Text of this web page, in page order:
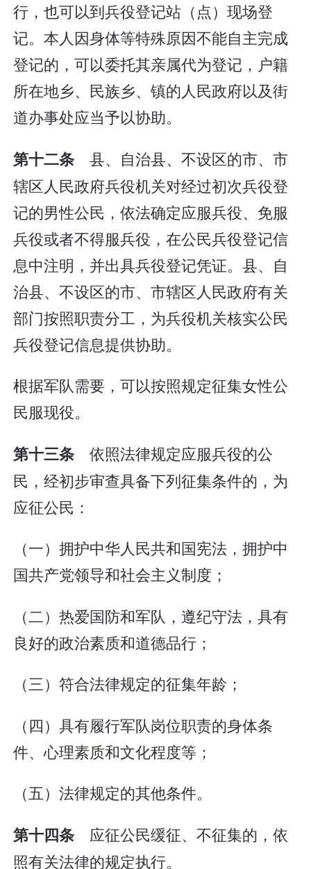
行，也可以到兵役登记站（点）现场登
记。本人因身体等特殊原因不能自主完成
登记的，可以委托其亲属代为登记，户籍
所在地乡、民族乡、镇的人民政府以及街
道办事处应当予以协助。
第十二条 县、自治县、不设区的市、市
辖区人民政府兵役机关对经过初次兵役登
记的男性公民，依法确定应服兵役、免服
兵役或者不得服兵役，在公民兵役登记信
息中注明，并出具兵役登记凭证。县、自
治县、不设区的市、市辖区人民政府有关
部门按照职责分工，为兵役机关核实公民
兵役登记信息提供协助。
根据军队需要，可以按照规定征集女性公
民服现役。
第十三条 依照法律规定应服兵役的公
民，经初步审查具备下列征集条件的，为
应征公民：
（一）拥护中华人民共和国宪法，拥护中
国共产党领导和社会主义制度；
（二）热爱国防和军队，遵纪守法，具有
良好的政治素质和道德品行；
（三）符合法律规定的征集年龄；
（四）具有履行军队岗位职责的身体条
件、心理素质和文化程度等；
（五）法律规定的其他条件。
第十四条 应征公民缓征、不征集的，依
照有关法律的规定执行。